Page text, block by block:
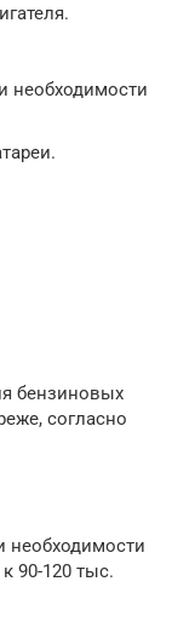
необходимости
бензиновых
согласно
необходимости
90-120 тыс.